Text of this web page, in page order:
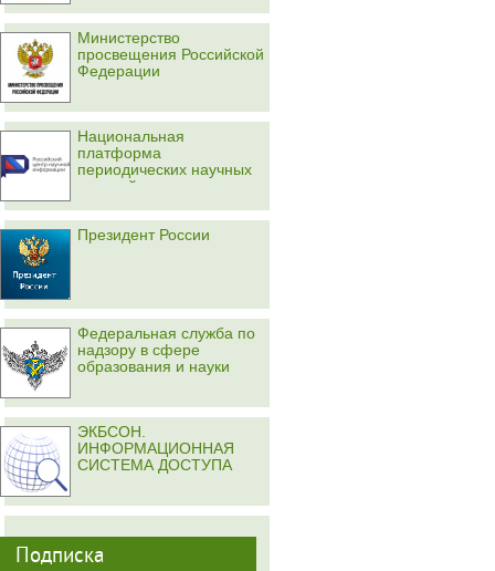
Министерство
просвещения Российской
Федерации
Национальная
платформа
периодических научных
изданий
Президент России
Федеральная служба по
надзору в сфере
образования и науки
ЭКБСОН.
ИНФОРМАЦИОННАЯ
СИСТЕМА ДОСТУПА
Подписка